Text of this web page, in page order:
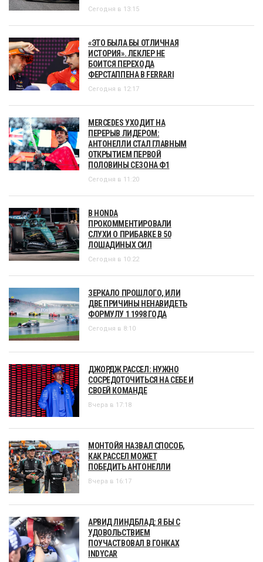
Сегодня в 13:15
«ЭТО БЫЛА БЫ ОТЛИЧНАЯ
ИСТОРИЯ». ЛЕКЛЕР НЕ
БОИТСЯ ПЕРЕХОДА
ФЕРСТАППЕНА В FERRARI
Сегодня в 12:17
MERCEDES УХОДИТ НА
ПЕРЕРЫВ ЛИДЕРОМ:
АНТОНЕЛЛИ СТАЛ ГЛАВНЫМ
ОТКРЫТИЕМ ПЕРВОЙ
ПОЛОВИНЫ СЕЗОНА Ф1
Сегодня в 11:20
В HONDA
ПРОКОММЕНТИРОВАЛИ
СЛУХИ О ПРИБАВКЕ В 50
ЛОШАДИНЫХ СИЛ
Сегодня в 10:22
ЗЕРКАЛО ПРОШЛОГО, ИЛИ
ДВЕ ПРИЧИНЫ НЕНАВИДЕТЬ
ФОРМУЛУ 1 1998 ГОДА
Сегодня в 8:10
ДЖОРДЖ РАССЕЛ: НУЖНО
СОСРЕДОТОЧИТЬСЯ НА СЕБЕ И
СВОЕЙ КОМАНДЕ
Вчера в 17:18
МОНТОЙЯ НАЗВАЛ СПОСОБ,
КАК РАССЕЛ МОЖЕТ
ПОБЕДИТЬ АНТОНЕЛЛИ
Вчера в 16:17
АРВИД ЛИНДБЛАД: Я БЫ С
УДОВОЛЬСТВИЕМ
ПОУЧАСТВОВАЛ В ГОНКАХ
INDYCAR